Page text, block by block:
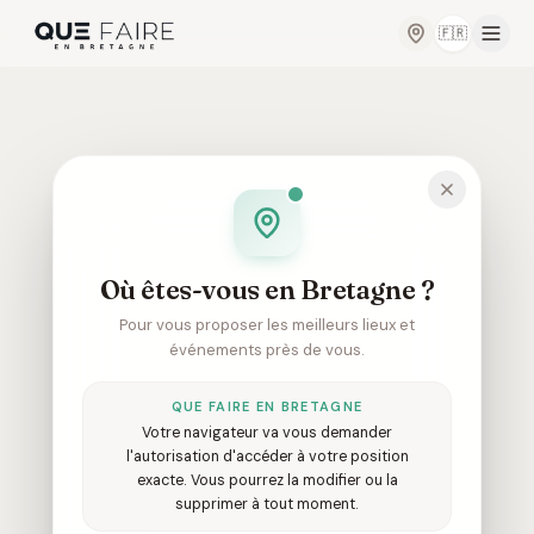
Changer
🇫🇷
404
Où êtes-vous en Bretagne ?
Pour vous proposer les meilleurs lieux et
événements près de vous.
QUE FAIRE EN BRETAGNE
Votre navigateur va vous demander
l'autorisation d'accéder à votre position
exacte. Vous pourrez la modifier ou la
supprimer à tout moment.